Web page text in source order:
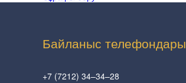
Байланыс телефондары
+7 (7212) 34–34–28